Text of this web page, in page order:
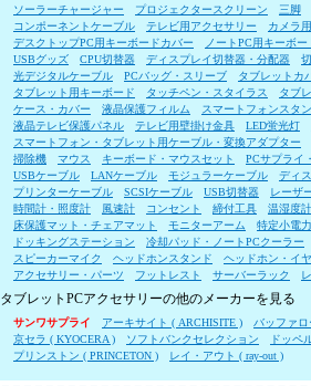
ソーラーチャージャー
プロジェクタースクリーン 三脚
コンポーネントケーブル
テレビ用アクセサリー カメラ
デスクトップPC用キーボードカバー
ノートPC用キーボー
USBグッズ
CPU切替器 ディスプレイ切替器・分配器
光デジタルケーブル
PCバッグ・スリーブ タブレットカ
タブレット用キーボード
タッチペン・スタイラス タブ
ケース・カバー
液晶保護フィルム スマートフォンスタ
液晶テレビ保護パネル
テレビ用壁掛け金具 LED蛍光灯
スマートフォン・タブレット用ケーブル・変換アダプター
掃除機
マウス キーボード・マウスセット PCサプライ
USBケーブル
LANケーブル モジュラーケーブル ディ
プリンターケーブル
SCSIケーブル USB切替器 レーザ
時間計・照度計
風速計 コンセント 締付工具 温湿度計
床保護マット・チェアマット
モニターアーム 特定小電
ドッキングステーション
冷却パッド・ノートPCクーラー
スピーカーマイク
ヘッドホンスタンド ヘッドホン・イ
アクセサリー・パーツ
フットレスト サーバーラック
タブレットPCアクセサリーの他のメーカーを見る
サンワサプライ アーキサイト ( ARCHISITE ) バッファ
京セラ ( KYOCERA )
ソフトバンクセレクション ドッペ
プリンストン ( PRINCETON )
レイ・アウト ( ray-out )